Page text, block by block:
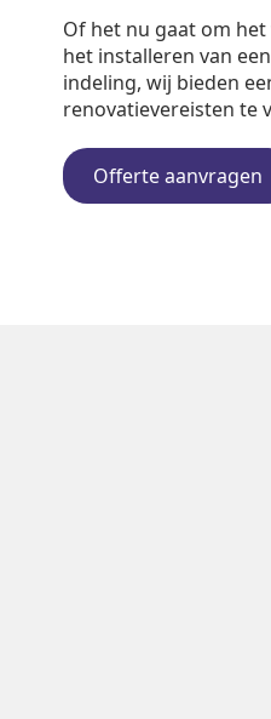
Of het nu gaat om
het installeren van
indeling, wij bieden
renovatievereisten te
Offerte aanvragen